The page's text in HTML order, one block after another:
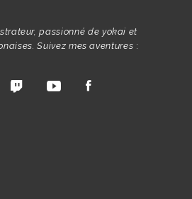
passionné de yokai et
Suivez mes aventures :